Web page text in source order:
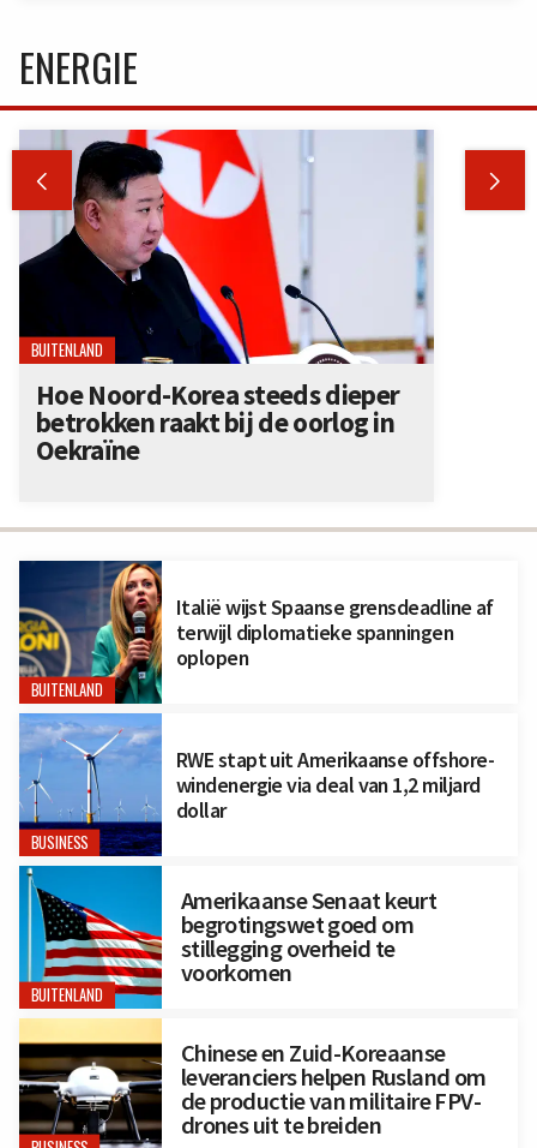
BUITENLAND
Italië wijst Spaanse grensdeadline af
terwijl diplomatieke spanningen
oplopen
BUSINESS
RWE stapt uit Amerikaanse offshore-
windenergie via deal van 1,2 miljard
dollar
BUITENLAND
Amerikaanse Senaat keurt
begrotingswet goed om
stillegging overheid te
voorkomen
Chinese en Zuid-Koreaanse
leveranciers helpen Rusland om
de productie van militaire FPV-
drones uit te breiden
ENERGIE
 
BUITENLAND
Hoe Noord-Korea steeds dieper
betrokken raakt bij de oorlog in
Oekraïne